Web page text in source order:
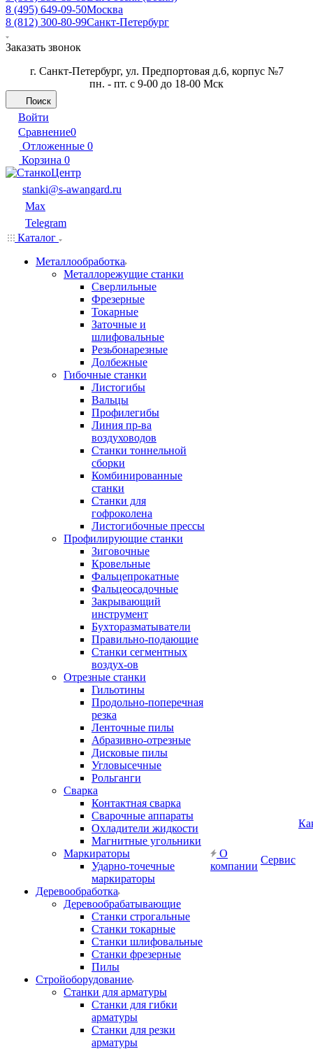
8 (495) 649-09-50Москва
8 (812) 300-80-99Санкт-Петербург
Заказать звонок
г. Санкт-Петербург, ул. Предпортовая д.6, корпус №7
пн. - пт. с 9-00 до 18-00 Мск
Поиск
Войти
Сравнение0
Отложенные 0
Корзина 0
stanki@s-awangard.ru
Max
Telegram
Каталог
Металлообработка
Металлорежущие станки
Сверлильные
Фрезерные
Токарные
Заточные и
шлифовальные
Резьбонарезные
Долбежные
Гибочные станки
Листогибы
Вальцы
Профилегибы
Линия пр-ва
воздуховодов
Станки тоннельной
сборки
Комбинированные
станки
Станки для
гофроколена
Листогибочные прессы
Профилирующие станки
Зиговочные
Кровельные
Фальцепрокатные
Фальцеосадочные
Закрывающий
инструмент
Бухторазматыватели
Правильно-подающие
Станки сегментных
воздух-ов
Отрезные станки
Гильотины
Продольно-поперечная
резка
Ленточные пилы
Абразивно-отрезные
Дисковые пилы
Угловысечные
Рольганги
Сварка
Контактная сварка
Сварочные аппараты
Охладители жидкости
Магнитные угольники
Маркираторы
Ударно-точечные
маркираторы
Деревообработка
Деревообрабатывающие
Станки строгальные
Станки токарные
Станки шлифовальные
Станки фрезерные
Пилы
Стройоборудование
Станки для арматуры
Станки для гибки
арматуры
Станки для резки
арматуры
О
компании
Сервис